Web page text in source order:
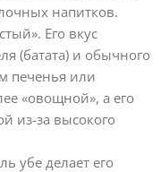
напитков.
Его вкус
(батата) и обычного
печенья или
«овощной», а его
из-за высокого
убе делает его